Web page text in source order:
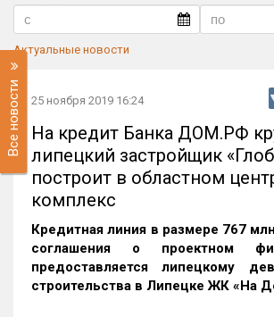
Актуальные новости
Все новости 25 ноября 2019 16:24
На кредит Банка ДОМ.РФ
липецкий застройщик
построит в областном
комплекс
Кредитная линия в размере 767
соглашения о проектном
предоставляется липецкому
строительства в Липецке ЖК «На